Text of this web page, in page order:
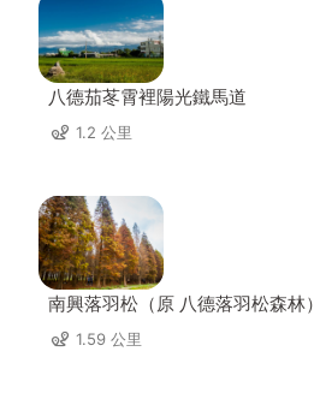
八德茄苳霄裡陽光鐵馬道
1.2 公里
南興落羽松（原 八德落羽松森林）
1.59 公里